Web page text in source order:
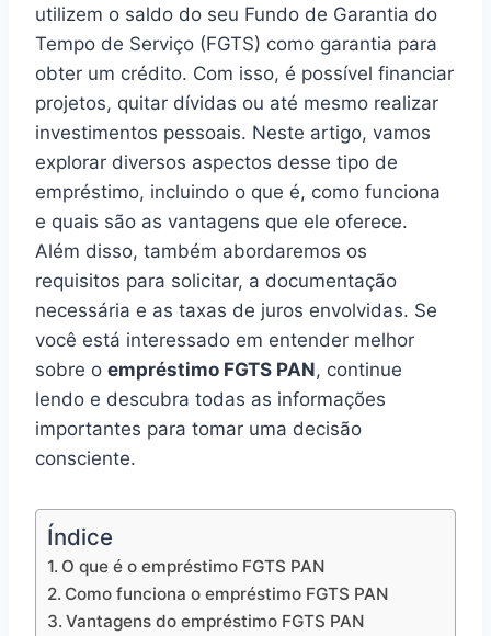
utilizem o saldo do seu Fundo de Garantia do
Tempo de Serviço (FGTS) como garantia para
obter um crédito. Com isso, é possível financiar
projetos, quitar dívidas ou até mesmo realizar
investimentos pessoais. Neste artigo, vamos
explorar diversos aspectos desse tipo de
empréstimo, incluindo o que é, como funciona
e quais são as vantagens que ele oferece.
Além disso, também abordaremos os
requisitos para solicitar, a documentação
necessária e as taxas de juros envolvidas. Se
você está interessado em entender melhor
sobre o empréstimo FGTS PAN, continue
lendo e descubra todas as informações
importantes para tomar uma decisão
consciente.
Índice
O que é o empréstimo FGTS PAN
Como funciona o empréstimo FGTS PAN
Vantagens do empréstimo FGTS PAN